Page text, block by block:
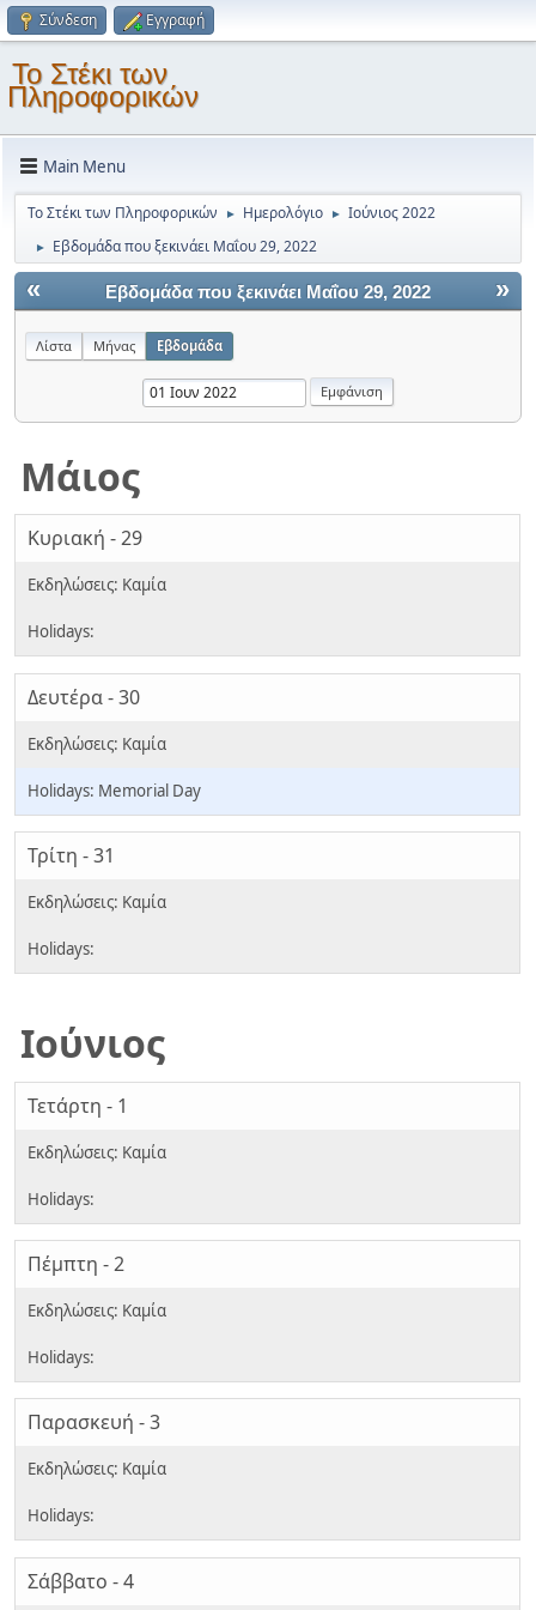
Σύνδεση Εγγραφή
Το Στέκι των
Πληροφορικών
Main Menu
Το Στέκι των Πληροφορικών ► Ημερολόγιο ► Ιούνιος 2022
► Εβδομάδα που ξεκινάει Μαΐου 29, 2022
« »
Εβδομάδα που ξεκινάει Μαΐου 29, 2022
Λίστα Μήνας Εβδομάδα
Μάιος
Κυριακή - 29
Δευτέρα - 30
Memorial Day
Τρίτη - 31
Ιούνιος
Τετάρτη - 1
Πέμπτη - 2
Παρασκευή - 3
Σάββατο - 4